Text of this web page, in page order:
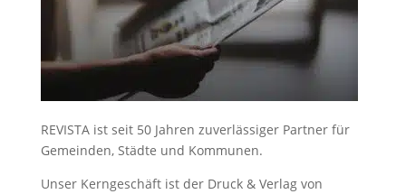
REVISTA ist seit 50 Jahren zuverlässiger Partner für
Gemeinden, Städte und Kommunen.
Unser Kerngeschäft ist der Druck & Verlag von